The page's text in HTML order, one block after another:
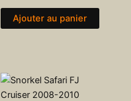
Ajouter au panier